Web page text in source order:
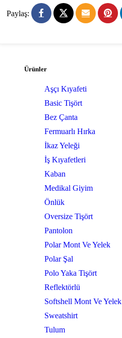
Paylaş:
Ürünler
Aşçı Kıyafeti
Basic Tişört
Bez Çanta
Fermuarlı Hırka
İkaz Yeleği
İş Kıyafetleri
Kaban
Medikal Giyim
Önlük
Oversize Tişört
Pantolon
Polar Mont Ve Yelek
Polar Şal
Polo Yaka Tişört
Reflektörlü
Softshell Mont Ve Yelek
Sweatshirt
Tulum